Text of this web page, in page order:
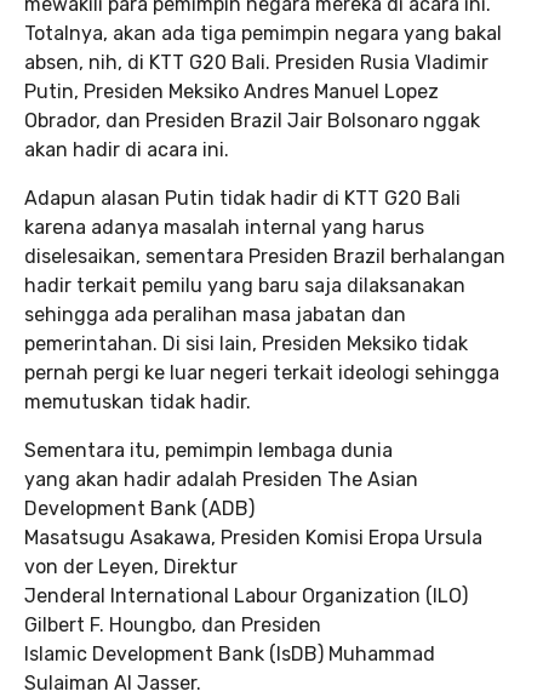
mewakili para pemimpin negara mereka di acara ini.
Totalnya, akan ada tiga pemimpin negara yang bakal
absen, nih, di KTT G20 Bali. Presiden Rusia Vladimir
Putin, Presiden Meksiko Andres Manuel Lopez
Obrador, dan Presiden Brazil Jair Bolsonaro nggak
akan hadir di acara ini.
Adapun alasan Putin tidak hadir di KTT G20 Bali
karena adanya masalah internal yang harus
diselesaikan, sementara Presiden Brazil berhalangan
hadir terkait pemilu yang baru saja dilaksanakan
sehingga ada peralihan masa jabatan dan
pemerintahan. Di sisi lain, Presiden Meksiko tidak
pernah pergi ke luar negeri terkait ideologi sehingga
memutuskan tidak hadir.
Sementara itu, pemimpin lembaga dunia
yang akan hadir adalah Presiden The Asian
Development Bank (ADB)
Masatsugu Asakawa, Presiden Komisi Eropa Ursula
von der Leyen, Direktur
Jenderal International Labour Organization (ILO)
Gilbert F. Houngbo, dan Presiden
Islamic Development Bank (IsDB) Muhammad
Sulaiman Al Jasser.